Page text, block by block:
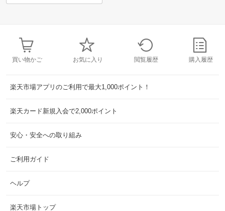
買い物かご お気に入り 閲覧履歴 購入履歴
楽天市場アプリのご利用で最大1,000ポイント！
楽天カード新規入会で2,000ポイント
安心・安全への取り組み
ご利用ガイド
ヘルプ
楽天市場トップ